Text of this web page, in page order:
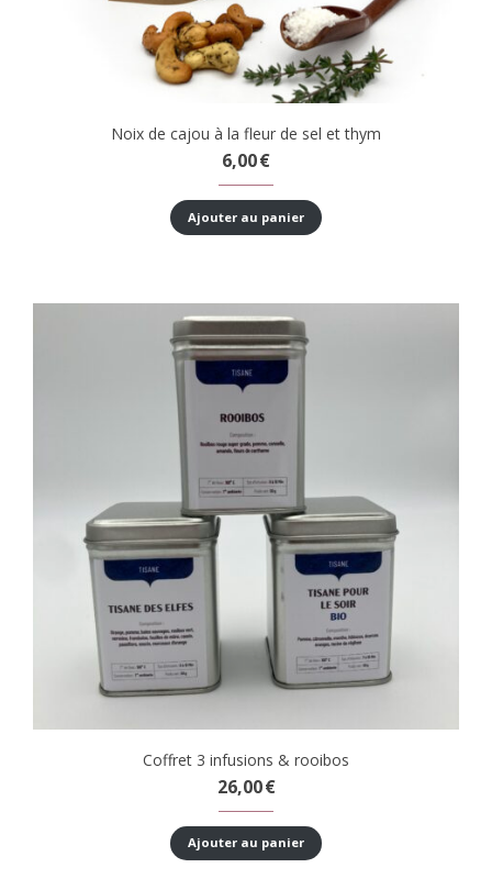
Noix de cajou à la fleur de sel et thym
6,00€
Ajouter au panier
Coffret 3 infusions & rooibos
26,00€
Ajouter au panier